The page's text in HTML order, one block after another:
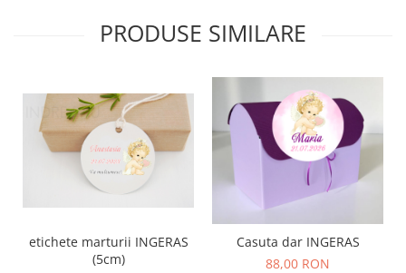
PRODUSE SIMILARE
etichete marturii INGERAS
(5cm)
Casuta dar INGERAS
88,00 RON